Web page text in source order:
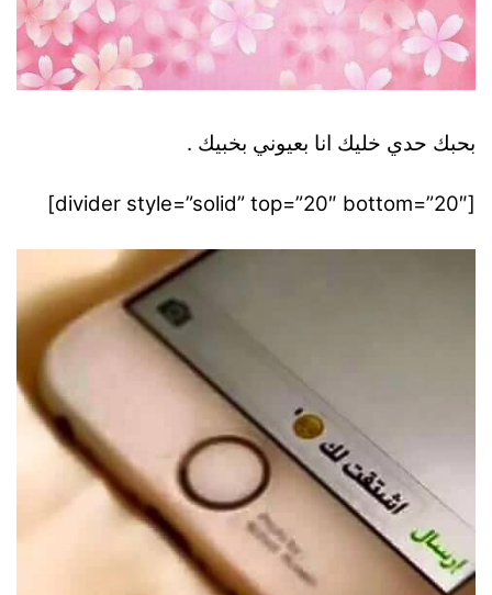
بحبك حدي خليك انا بعيوني بخبيك .
[divider style=”solid” top=”20″ bottom=”20″]